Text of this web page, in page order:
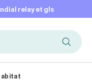
relay et gls